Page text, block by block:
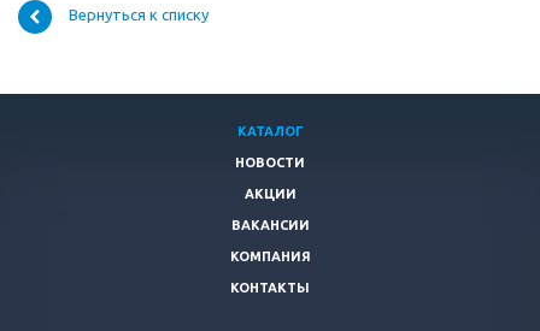
Вернуться к списку
КАТАЛОГ
НОВОСТИ
АКЦИИ
ВАКАНСИИ
КОМПАНИЯ
КОНТАКТЫ